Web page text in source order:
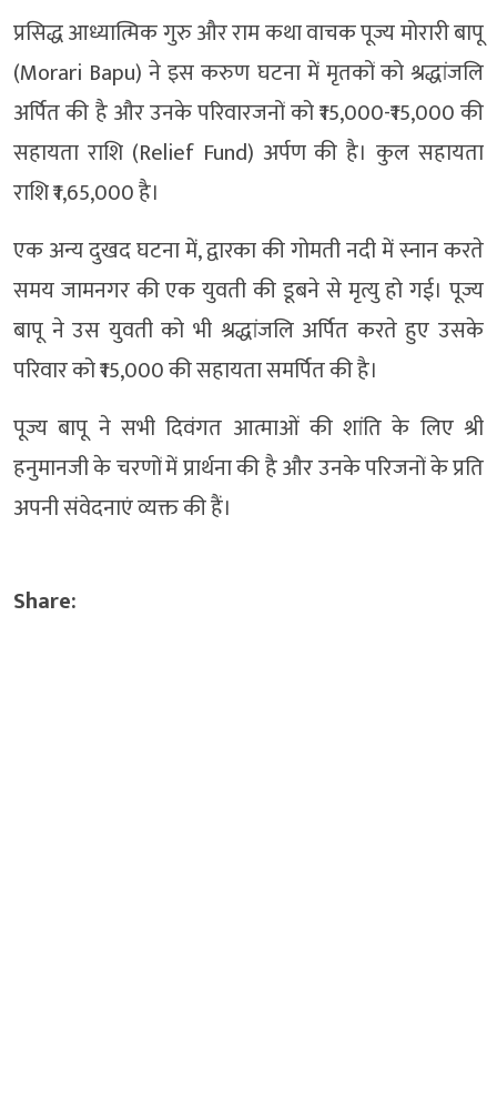
प्रसिद्ध आध्यात्मिक गुरु और राम कथा वाचक पूज्य मोरारी बापू
(Morari Bapu) ने इस करुण घटना में मृतकों को श्रद्धांजलि
अर्पित की है और उनके परिवारजनों को ₹15,000-₹15,000 की
सहायता राशि (Relief Fund) अर्पण की है। कुल सहायता
राशि ₹1,65,000 है।
एक अन्य दुखद घटना में, द्वारका की गोमती नदी में स्नान करते
समय जामनगर की एक युवती की डूबने से मृत्यु हो गई। पूज्य
बापू ने उस युवती को भी श्रद्धांजलि अर्पित करते हुए उसके
परिवार को ₹15,000 की सहायता समर्पित की है।
पूज्य बापू ने सभी दिवंगत आत्माओं की शांति के लिए श्री
हनुमानजी के चरणों में प्रार्थना की है और उनके परिजनों के प्रति
अपनी संवेदनाएं व्यक्त की हैं।
Share: